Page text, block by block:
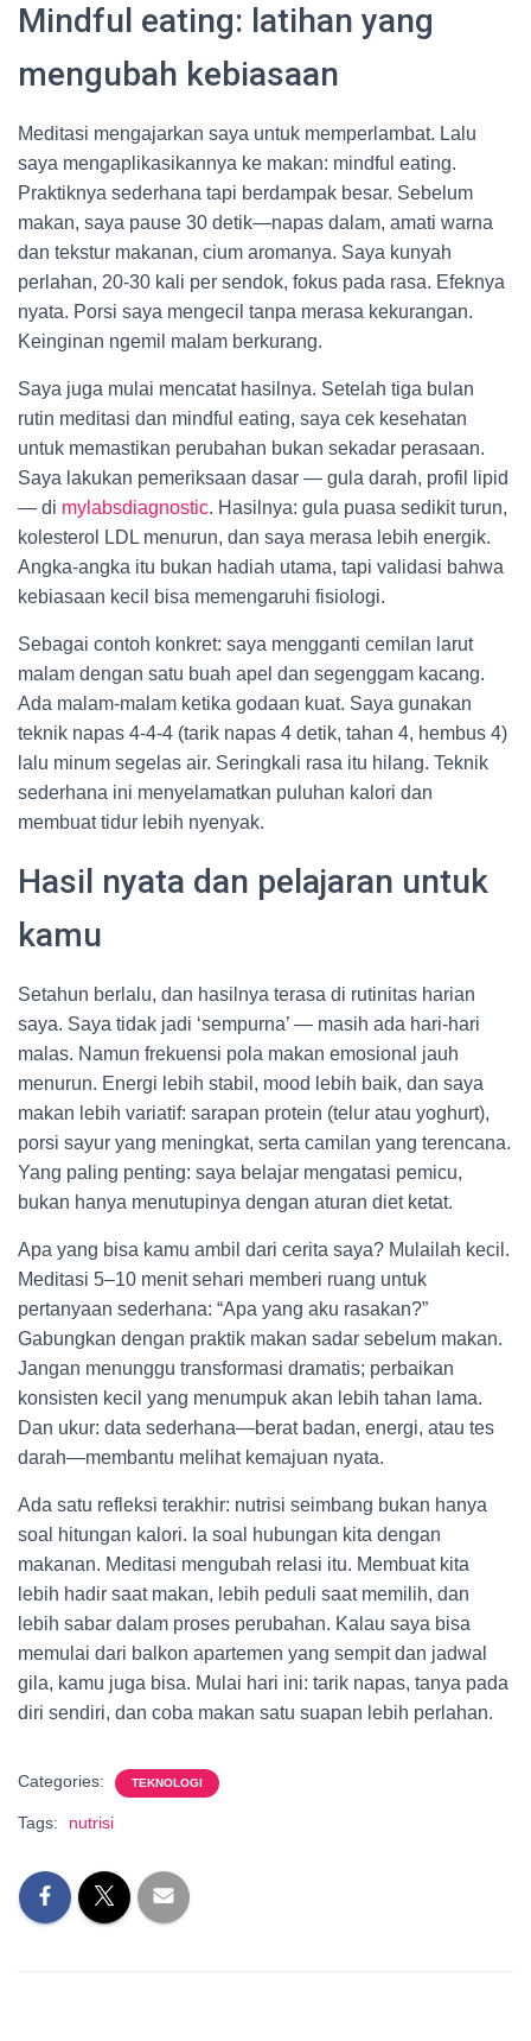
Mindful eating: latihan yang
mengubah kebiasaan
Meditasi mengajarkan saya untuk memperlambat. Lalu
saya mengaplikasikannya ke makan: mindful eating.
Praktiknya sederhana tapi berdampak besar. Sebelum
makan, saya pause 30 detik—napas dalam, amati warna
dan tekstur makanan, cium aromanya. Saya kunyah
perlahan, 20-30 kali per sendok, fokus pada rasa. Efeknya
nyata. Porsi saya mengecil tanpa merasa kekurangan.
Keinginan ngemil malam berkurang.
Saya juga mulai mencatat hasilnya. Setelah tiga bulan
rutin meditasi dan mindful eating, saya cek kesehatan
untuk memastikan perubahan bukan sekadar perasaan.
Saya lakukan pemeriksaan dasar — gula darah, profil lipid
— di mylabsdiagnostic. Hasilnya: gula puasa sedikit turun,
kolesterol LDL menurun, dan saya merasa lebih energik.
Angka-angka itu bukan hadiah utama, tapi validasi bahwa
kebiasaan kecil bisa memengaruhi fisiologi.
Sebagai contoh konkret: saya mengganti cemilan larut
malam dengan satu buah apel dan segenggam kacang.
Ada malam-malam ketika godaan kuat. Saya gunakan
teknik napas 4-4-4 (tarik napas 4 detik, tahan 4, hembus 4)
lalu minum segelas air. Seringkali rasa itu hilang. Teknik
sederhana ini menyelamatkan puluhan kalori dan
membuat tidur lebih nyenyak.
Hasil nyata dan pelajaran untuk
kamu
Setahun berlalu, dan hasilnya terasa di rutinitas harian
saya. Saya tidak jadi ‘sempurna’ — masih ada hari-hari
malas. Namun frekuensi pola makan emosional jauh
menurun. Energi lebih stabil, mood lebih baik, dan saya
makan lebih variatif: sarapan protein (telur atau yoghurt),
porsi sayur yang meningkat, serta camilan yang terencana.
Yang paling penting: saya belajar mengatasi pemicu,
bukan hanya menutupinya dengan aturan diet ketat.
Apa yang bisa kamu ambil dari cerita saya? Mulailah kecil.
Meditasi 5–10 menit sehari memberi ruang untuk
pertanyaan sederhana: “Apa yang aku rasakan?”
Gabungkan dengan praktik makan sadar sebelum makan.
Jangan menunggu transformasi dramatis; perbaikan
konsisten kecil yang menumpuk akan lebih tahan lama.
Dan ukur: data sederhana—berat badan, energi, atau tes
darah—membantu melihat kemajuan nyata.
Ada satu refleksi terakhir: nutrisi seimbang bukan hanya
soal hitungan kalori. Ia soal hubungan kita dengan
makanan. Meditasi mengubah relasi itu. Membuat kita
lebih hadir saat makan, lebih peduli saat memilih, dan
lebih sabar dalam proses perubahan. Kalau saya bisa
memulai dari balkon apartemen yang sempit dan jadwal
gila, kamu juga bisa. Mulai hari ini: tarik napas, tanya pada
diri sendiri, dan coba makan satu suapan lebih perlahan.
Categories: TEKNOLOGI
Tags: nutrisi